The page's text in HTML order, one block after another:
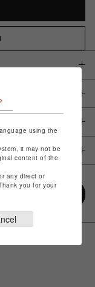
using the
it may not be
content of the
any direct or
you for your